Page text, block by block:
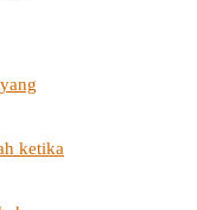
ketika